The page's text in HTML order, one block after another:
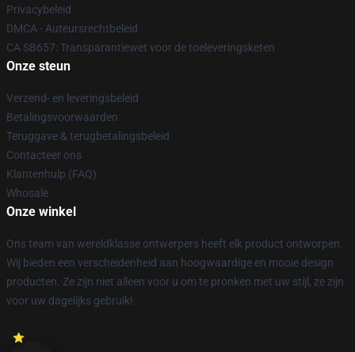
Privacybeleid
DMCA - Auteursrechtbeleid
CA SB657: Transparantiewet voor de toeleveringsketen
Onze steun
Verzend- en leveringsbeleid
Betalingsvoorwaarden
Teruggave & terugbetalingsbeleid
Contacteer ons
Klantenhulp (FAQ)
Whosale
Onze winkel
Ons team van wereldklasse ontwerpers heeft elk product ontworpen.
Wij bieden een verscheidenheid aan hoogwaardige en mooie design
producten. Ze zijn niet alleen voor u om te pronken met uw stijl, ze zijn
voor uw dagelijks gebruik!